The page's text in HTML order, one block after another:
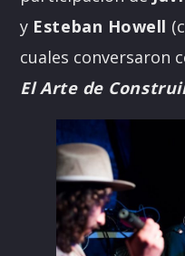
y Esteban Howell
cuales conversaron
El Arte de